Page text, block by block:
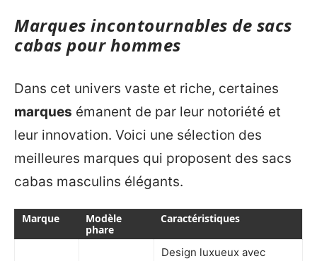
Marques incontournables de sacs
cabas pour hommes
Dans cet univers vaste et riche, certaines
marques émanent de par leur notoriété et
leur innovation. Voici une sélection des
meilleures marques qui proposent des sacs
cabas masculins élégants.
Marque
Modèle
phare
Caractéristiques
Design luxueux avec